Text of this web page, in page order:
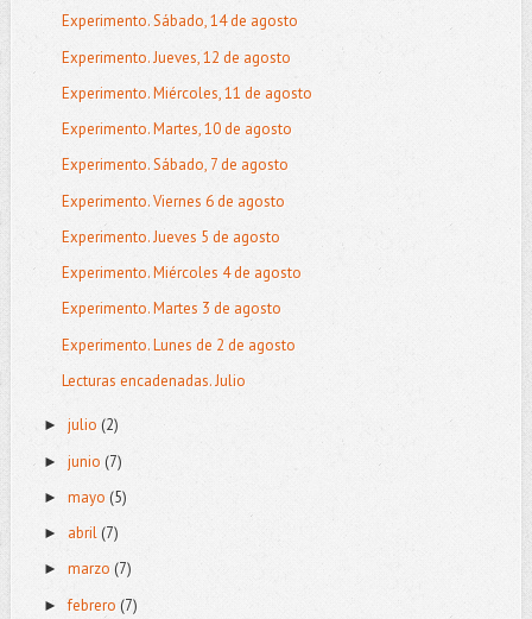
Experimento. Sábado, 14 de agosto
Experimento. Jueves, 12 de agosto
Experimento. Miércoles, 11 de agosto
Experimento. Martes, 10 de agosto
Experimento. Sábado, 7 de agosto
Experimento. Viernes 6 de agosto
Experimento. Jueves 5 de agosto
Experimento. Miércoles 4 de agosto
Experimento. Martes 3 de agosto
Experimento. Lunes de 2 de agosto
Lecturas encadenadas. Julio
► julio (2)
► junio (7)
► mayo (5)
► abril (7)
► marzo (7)
►febrero (7)